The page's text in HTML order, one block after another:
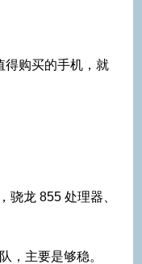
骁龙 855 处理器、
，主要是够稳。